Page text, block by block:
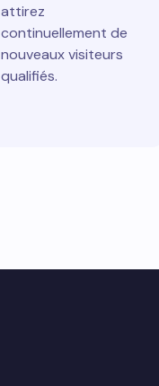
attirez
continuellement de
nouveaux visiteurs
qualifiés.